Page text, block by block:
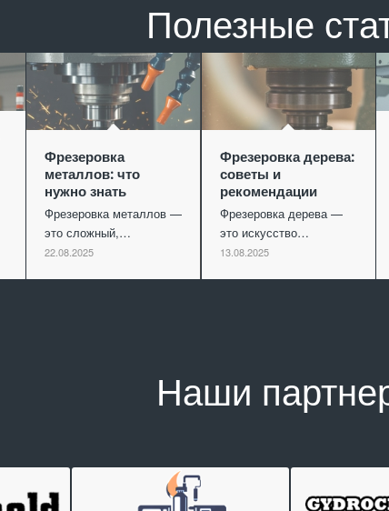
Полезные
Фрезеровка
металлов: что
нужно знать
Фрезеровка металлов —
это сложный,…
22.08.2025
Фрезеровка дерева:
советы и
рекомендации
Фрезеровка дерева —
это искусство…
13.08.2025
Наши